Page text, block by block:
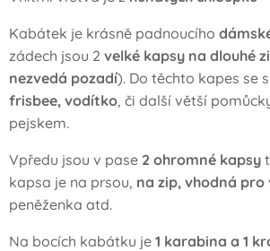
Kabátek je krásně padnoucího
zádech jsou 2 velké kapsy na dlouhé
nezvedá pozadí). Do těchto kapes se
frisbee, vodítko, či další větší
pejskem.
Vpředu jsou v pase 2 ohromné kapsy
kapsa je na prsou, na zip, vhodná pro
peněženka atd.
Na bocích kabátku je 1 karabina a 1